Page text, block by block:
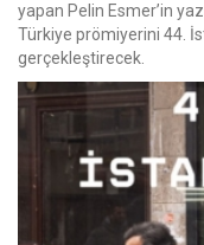
yapan Pelin Esmer’in
Türkiye prömiyerini 44.
gerçekleştirecek.